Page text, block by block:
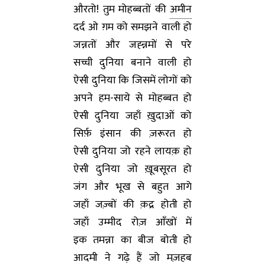
औरतो! तुम मोहब्बतों की अमीन
दर्द ओ ग़म को समझने वाली हो
जन्नतों और जह्न्नमों से परे
सच्ची दुनिया बनाने वाली हो
ऐसी दुनिया कि जिसमें लोगों को
अपने हम-साये से मोहब्बत हो
ऐसी दुनिया जहाँ ख़ुदाओं को
सिर्फ़ इंसान की ज़रूरत हो
ऐसी दुनिया जो रहने लायक़ हो
ऐसी दुनिया जो ख़ूबसूरत हो
जंग और भूख से बहुत आगे
जहाँ जज़्बों की क़द्र होती हो
जहाँ उम्मीद रोज़ आँखों में
इक तमन्ना का बीज बोती हो
आदमी ने गढ़े हैं जो मज़हब